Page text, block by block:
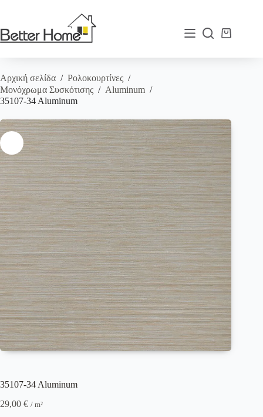
Καλάθι
Αρχική σελίδα / Ρολοκουρτίνες /
Μονόχρωμα Συσκότισης / Aluminum /
35107-34 Aluminum
35107-34 Aluminum
29,00 € / m²